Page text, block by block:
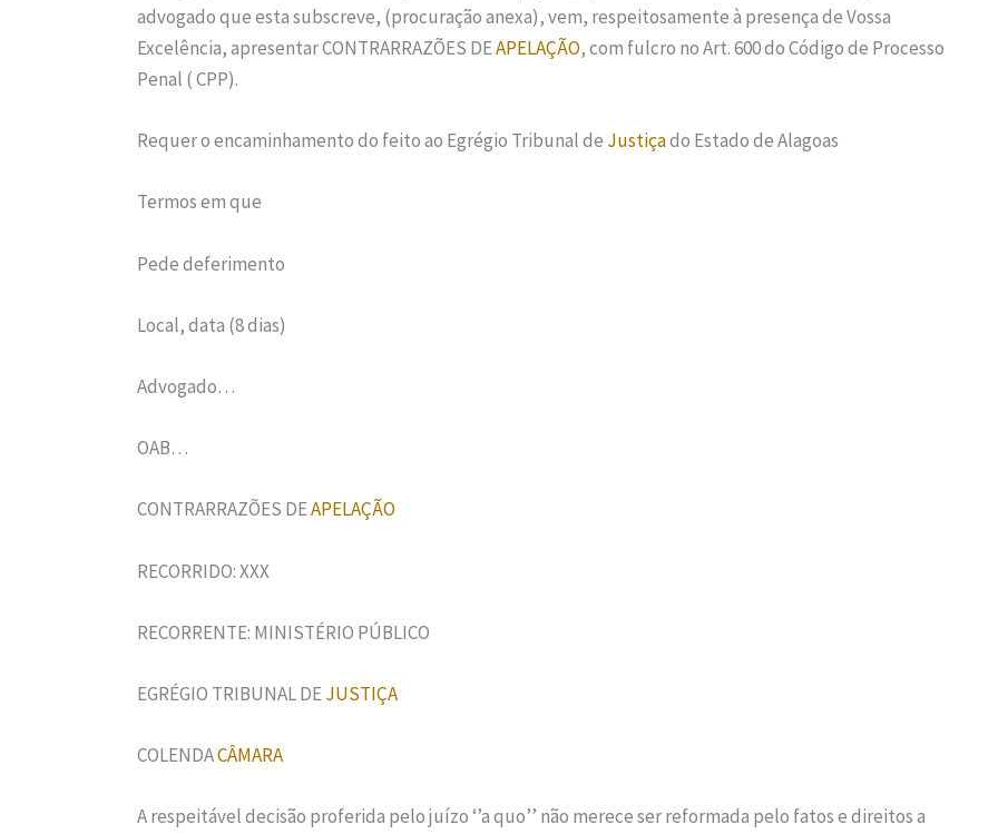
advogado que esta subscreve, (procuração anexa), vem, respeitosamente à presença de Vossa
Excelência, apresentar CONTRARRAZÕES DEAPELAÇÃO, com fulcro no Art. 600 do Código de Processo
Penal ( CPP).
Requer o encaminhamento do feito ao Egrégio Tribunal de Justiçado Estado de Alagoas
Termos em que
Pede deferimento
Local, data (8 dias)
Advogado…
OAB…
CONTRARRAZÕES DEAPELAÇÃO
RECORRIDO: XXX
RECORRENTE: MINISTÉRIO PÚBLICO
EGRÉGIO TRIBUNAL DEJUSTIÇA
COLENDACÂMARA
A respeitável decisão proferida pelo juízo ‘’a quo’’ não merece ser reformada pelo fatos e direitos a